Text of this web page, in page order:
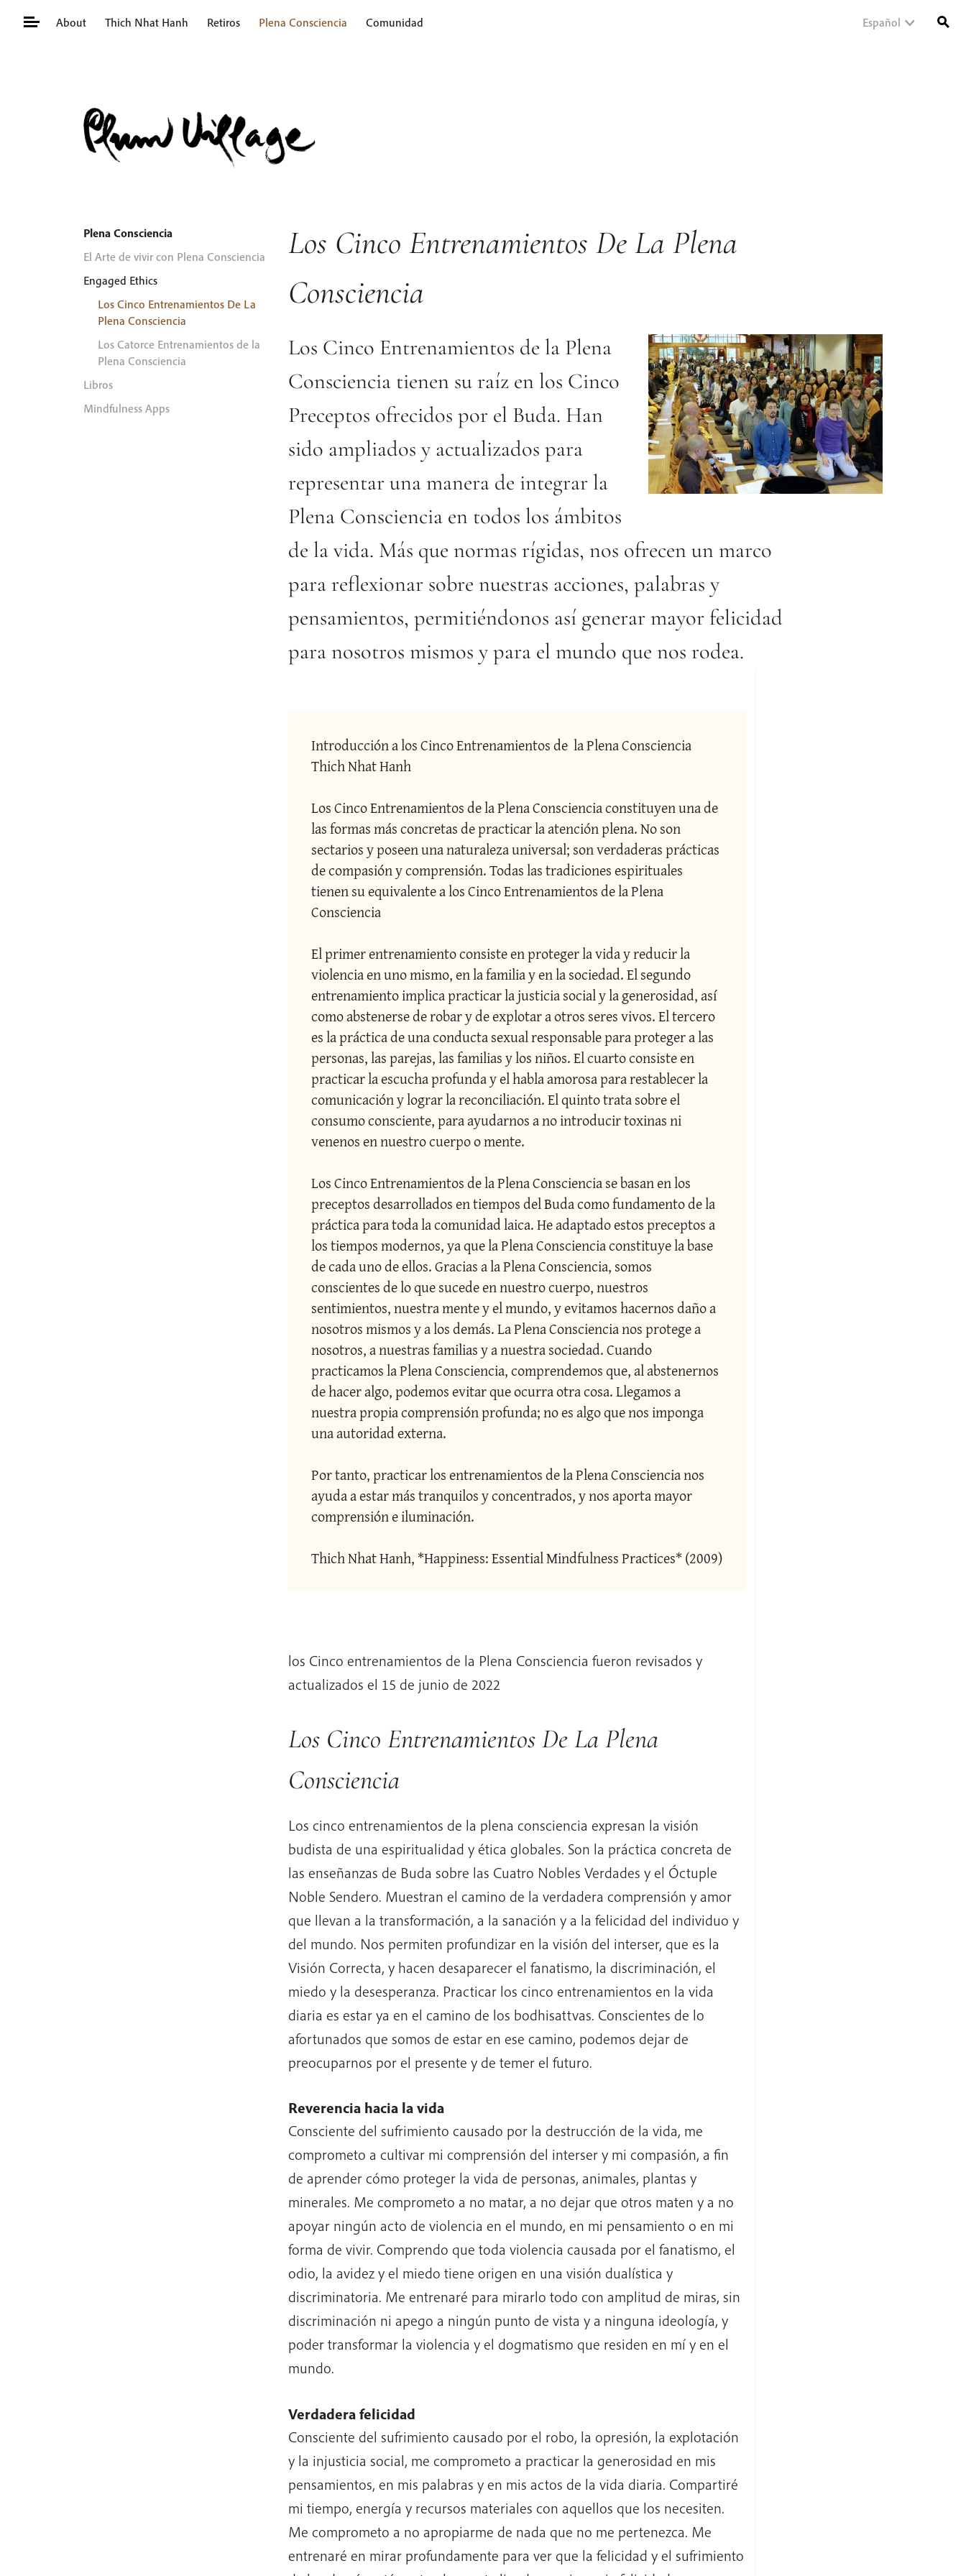
About Thich Nhat Hanh Retiros Plena Consciencia Comunidad Español
Plena Consciencia
El Arte de vivir con Plena Consciencia
Engaged Ethics
Los Cinco Entrenamientos De La
Plena Consciencia
Los Catorce Entrenamientos de la
Plena Consciencia
Libros
Mindfulness Apps
Los Cinco Entrenamientos De La Plena
Consciencia
Los Cinco Entrenamientos de la Plena
Consciencia tienen su raíz en los Cinco
Preceptos ofrecidos por el Buda. Han
sido ampliados y actualizados para
representar una manera de integrar la
Plena Consciencia en todos los ámbitos
de la vida. Más que normas rígidas, nos ofrecen un marco
para reflexionar sobre nuestras acciones, palabras y
pensamientos, permitiéndonos así generar mayor felicidad
para nosotros mismos y para el mundo que nos rodea.
Introducción a los Cinco Entrenamientos de  la Plena Consciencia
Thich Nhat Hanh
Los Cinco Entrenamientos de la Plena Consciencia constituyen una de
las formas más concretas de practicar la atención plena. No son
sectarios y poseen una naturaleza universal; son verdaderas prácticas
de compasión y comprensión. Todas las tradiciones espirituales
tienen su equivalente a los Cinco Entrenamientos de la Plena
Consciencia
El primer entrenamiento consiste en proteger la vida y reducir la
violencia en uno mismo, en la familia y en la sociedad. El segundo
entrenamiento implica practicar la justicia social y la generosidad, así
como abstenerse de robar y de explotar a otros seres vivos. El tercero
es la práctica de una conducta sexual responsable para proteger a las
personas, las parejas, las familias y los niños. El cuarto consiste en
practicar la escucha profunda y el habla amorosa para restablecer la
comunicación y lograr la reconciliación. El quinto trata sobre el
consumo consciente, para ayudarnos a no introducir toxinas ni
venenos en nuestro cuerpo o mente.
Los Cinco Entrenamientos de la Plena Consciencia se basan en los
preceptos desarrollados en tiempos del Buda como fundamento de la
práctica para toda la comunidad laica. He adaptado estos preceptos a
los tiempos modernos, ya que la Plena Consciencia constituye la base
de cada uno de ellos. Gracias a la Plena Consciencia, somos
conscientes de lo que sucede en nuestro cuerpo, nuestros
sentimientos, nuestra mente y el mundo, y evitamos hacernos daño a
nosotros mismos y a los demás. La Plena Consciencia nos protege a
nosotros, a nuestras familias y a nuestra sociedad. Cuando
practicamos la Plena Consciencia, comprendemos que, al abstenernos
de hacer algo, podemos evitar que ocurra otra cosa. Llegamos a
nuestra propia comprensión profunda; no es algo que nos imponga
una autoridad externa.
Por tanto, practicar los entrenamientos de la Plena Consciencia nos
ayuda a estar más tranquilos y concentrados, y nos aporta mayor
comprensión e iluminación.
Thich Nhat Hanh, *Happiness: Essential Mindfulness Practices* (2009)
los Cinco entrenamientos de la Plena Consciencia fueron revisados y
actualizados el 15 de junio de 2022
Los Cinco Entrenamientos De La Plena
Consciencia
Los cinco entrenamientos de la plena consciencia expresan la visión
budista de una espiritualidad y ética globales. Son la práctica concreta de
las enseñanzas de Buda sobre las Cuatro Nobles Verdades y el Óctuple
Noble Sendero. Muestran el camino de la verdadera comprensión y amor
que llevan a la transformación, a la sanación y a la felicidad del individuo y
del mundo. Nos permiten profundizar en la visión del interser, que es la
Visión Correcta, y hacen desaparecer el fanatismo, la discriminación, el
miedo y la desesperanza. Practicar los cinco entrenamientos en la vida
diaria es estar ya en el camino de los bodhisattvas. Conscientes de lo
afortunados que somos de estar en ese camino, podemos dejar de
preocuparnos por el presente y de temer el futuro.
Reverencia hacia la vida
Consciente del sufrimiento causado por la destrucción de la vida, me
comprometo a cultivar mi comprensión del interser y mi compasión, a fin
de aprender cómo proteger la vida de personas, animales, plantas y
minerales. Me comprometo a no matar, a no dejar que otros maten y a no
apoyar ningún acto de violencia en el mundo, en mi pensamiento o en mi
forma de vivir. Comprendo que toda violencia causada por el fanatismo, el
odio, la avidez y el miedo tiene origen en una visión dualística y
discriminatoria. Me entrenaré para mirarlo todo con amplitud de miras, sin
discriminación ni apego a ningún punto de vista y a ninguna ideología, y
poder transformar la violencia y el dogmatismo que residen en mí y en el
mundo.
Verdadera felicidad
Consciente del sufrimiento causado por el robo, la opresión, la explotación
y la injusticia social, me comprometo a practicar la generosidad en mis
pensamientos, en mis palabras y en mis actos de la vida diaria. Compartiré
mi tiempo, energía y recursos materiales con aquellos que los necesiten.
Me comprometo a no apropiarme de nada que no me pertenezca. Me
entrenaré en mirar profundamente para ver que la felicidad y el sufrimiento